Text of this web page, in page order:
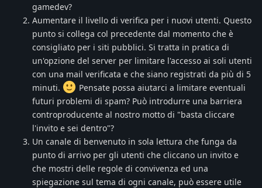
gamedev?
Aumentare il livello di verifica per i nuovi utenti. Questo
punto si collega col precedente dal momento che è
consigliato per i siti pubblici. Si tratta in pratica di
un'opzione del server per limitare l'accesso ai soli utenti
con una mail verificata e che siano registrati da più di 5
minuti.
Pensate possa aiutarci a limitare eventuali
futuri problemi di spam? Può introdurre una barriera
controproducente al nostro motto di "basta cliccare
l'invito e sei dentro"?
Un canale di benvenuto in sola lettura che funga da
punto di arrivo per gli utenti che cliccano un invito e
che mostri delle regole di convivenza ed una
spiegazione sul tema di ogni canale, può essere utile